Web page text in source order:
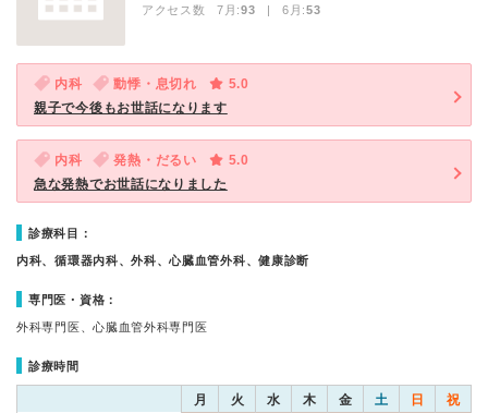
アクセス数 7月:93 | 6月:53
内科 動悸・息切れ
5.0
親子で今後もお世話になります
内科 発熱・だるい
5.0
急な発熱でお世話になりました
診療科目：
内科、循環器内科、外科、心臓血管外科、健康診断
専門医・資格：
外科専門医、心臓血管外科専門医
診療時間
月 火 水 木 金 土 日 祝